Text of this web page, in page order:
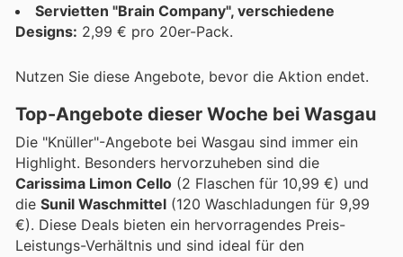
Servietten "Brain Company", verschiedene
Designs: 2,99 € pro 20er-Pack.
Nutzen Sie diese Angebote, bevor die Aktion endet.
Top-Angebote dieser Woche bei Wasgau
Die "Knüller"-Angebote bei Wasgau sind immer ein
Highlight. Besonders hervorzuheben sind die
Carissima Limon Cello (2 Flaschen für 10,99 €) und
die Sunil Waschmittel (120 Waschladungen für 9,99
€). Diese Deals bieten ein hervorragendes Preis-
Leistungs-Verhältnis und sind ideal für den